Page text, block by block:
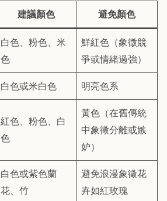
建議顏色 避免顏色
白色、粉色、米
色
鮮紅色（象徵競
爭或情緒過強）
白色或米白色 明亮色系
紅色、粉色、白
色
黃色（在舊傳統
中象徵分離或嫉
妒）
白色或紫色蘭
花、竹
避免浪漫象徵花
卉如紅玫瑰